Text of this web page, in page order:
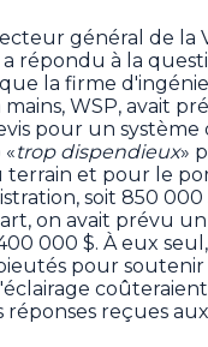
général de la
a répondu à la
la firme
WSP, avait
pour un système
trop dispendieux»
terrain et pour le
soit 850 000
on avait prévu
000 $. À eux
pour soutenir
réponses reçues